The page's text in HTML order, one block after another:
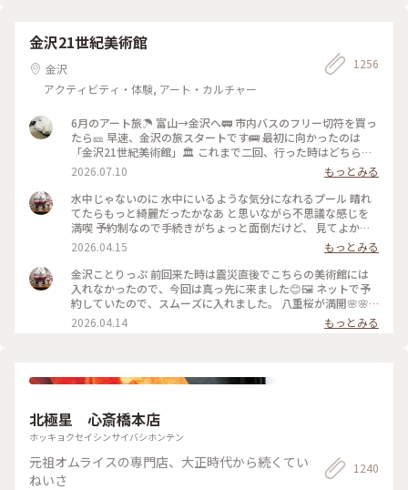
倉 #小町通り
金沢21世紀美術館
金沢
アクティビティ・体験, アート・カルチャー
1256
6月のアート旅☂️ 富山→金沢へ🚃 市内バスのフリー切符を買っ
たら🎫 早速、金沢の旅スタートです🚌 最初に向かったのは
「金沢21世紀美術館」🏛️ これまで二回、行った時はどちらも
休館日😱 今回初めて、あのスイミングプールも見ることが 出
来ました🏊🏊 ただ私は一人(笑)なのでプールに入っても上から
写真は撮れないよね⁉️と、、、 なので上から下の人達を見て楽
しみました😂 修学旅行かな❓の子供達の同行者の様に…🤣 混ま
ないうちにと午前中に来たので そこまで混雑してなくゆっく
紀美術館#スイミングプール #金沢市内バスフリー切符
2026.07.10
もっとみる
水中じゃないのに 水中にいるような気分になれるプール 晴れ
てたらもっと綺麗だったかなあ と思いながら不思議な感じを
満喫 予約制なので手続きがちょっと面倒だけど、 見てよかっ
た #ちいさな列車旅 #金沢#金沢21世紀美術館#プール #現代ア
ート
2026.04.15
もっとみる
金沢ことりっぷ 前回来た時は震災直後でこちらの美術館には
入れなかったので、今回は真っ先に来ました😊🖼️ ネットで予
約していたので、スムーズに入れました。 八重桜が満開🌸🌸
🌸🌸🌸 芝生も綺麗でとても気持ちいい。 フリースペースもた
くさんあるので のんびり楽しめます。 今日は海外からの観光
現代アート
2026.04.14 もっとみる
北極星 心斎橋本店
ホッキョクセイシンサイバシホンテン
元祖オムライスの専門店、大正時代から続くてい
ねいさ
1240